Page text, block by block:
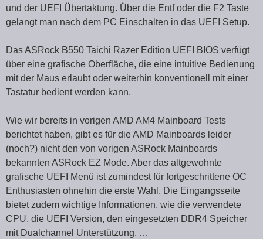
und der UEFI Übertaktung. Über die Entf oder die F2 Taste
gelangt man nach dem PC Einschalten in das UEFI Setup.
Das ASRock B550 Taichi Razer Edition UEFI BIOS verfügt
über eine grafische Oberfläche, die eine intuitive Bedienung
mit der Maus erlaubt oder weiterhin konventionell mit einer
Tastatur bedient werden kann.
Wie wir bereits in vorigen AMD AM4 Mainboard Tests
berichtet haben, gibt es für die AMD Mainboards leider
(noch?) nicht den von vorigen ASRock Mainboards
bekannten ASRock EZ Mode. Aber das altgewohnte
grafische UEFI Menü ist zumindest für fortgeschrittene OC
Enthusiasten ohnehin die erste Wahl. Die Eingangsseite
bietet zudem wichtige Informationen, wie die verwendete
CPU, die UEFI Version, den eingesetzten DDR4 Speicher
mit Dualchannel Unterstützung, …